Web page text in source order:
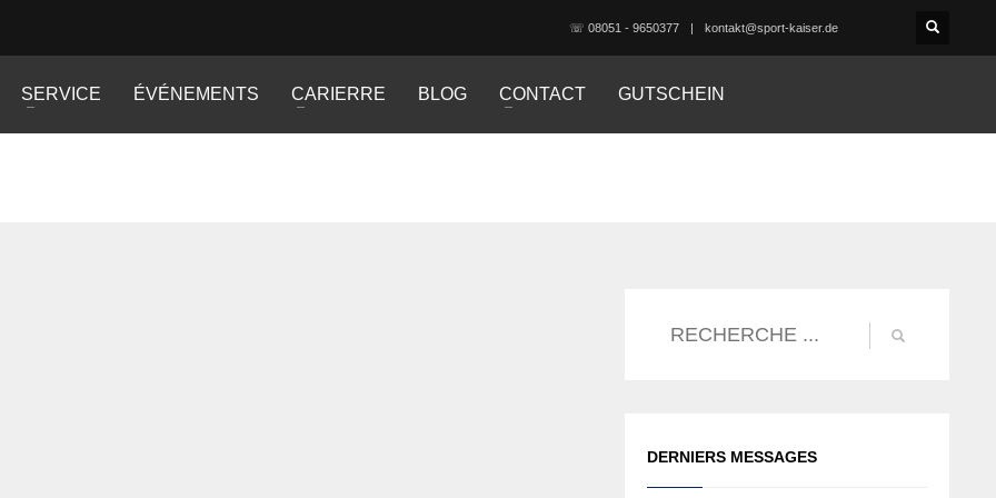
☏ 08051 - 9650377 kontakt@sport-kaiser.de
SERVICE ÉVÉNEMENTS CARIERRE BLOG CONTACT GUTSCHEIN
DERNIERS MESSAGES